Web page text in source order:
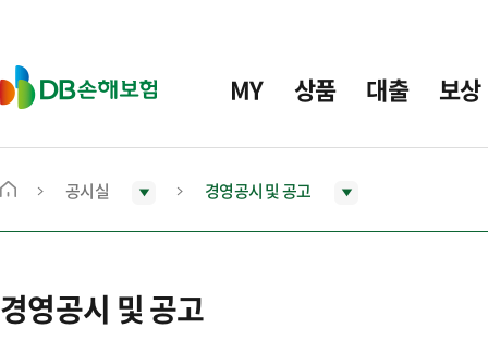
D
B
보
MY 상품 대출 보상
메
으
로
공시실 경영공시 및 공고
경영공시 및 공고